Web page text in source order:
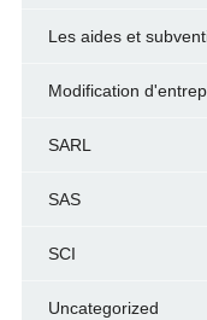
Les aides et
Modification
SARL
SAS
SCI
Uncategorized